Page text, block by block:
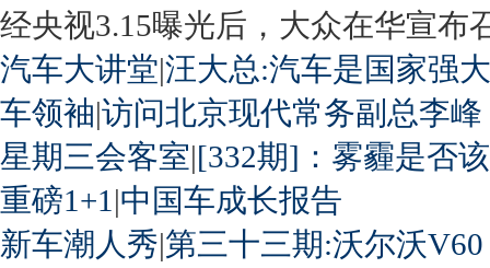
经央视3.15曝光后，大众在华宣布
汽车大讲堂|汪大总:汽车是国家强
车领袖|访问北京现代常务副总李峰
星期三会客室|[332期]：雾霾是否
重磅1+1 |中国车成长报告
新车潮人秀|第三十三期:沃尔沃